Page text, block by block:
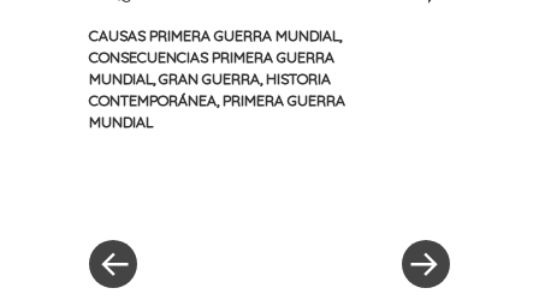
CAUSAS PRIMERA GUERRA MUNDIAL
CONSECUENCIAS PRIMERA GUERRA
MUNDIAL ,GRAN GUERRA HISTORIA
CONTEMPORÁNEA PRIMERA GUERRA
MUNDIAL
entradas